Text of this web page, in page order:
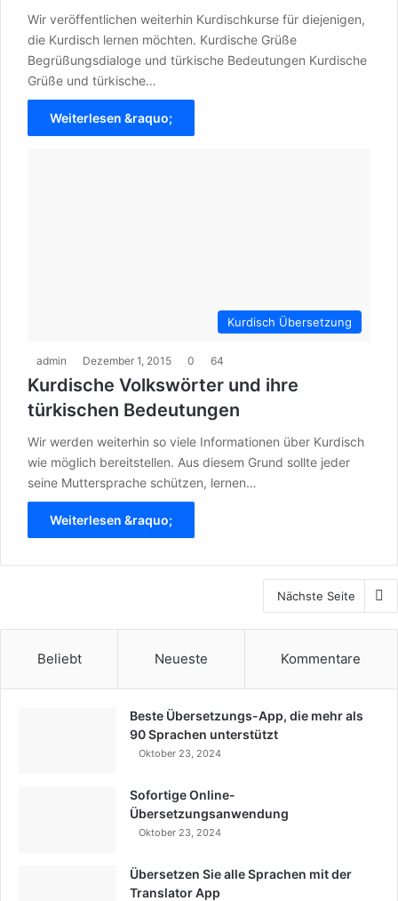
Wir veröffentlichen weiterhin Kurdischkurse für diejenigen,
die Kurdisch lernen möchten. Kurdische Grüße
Begrüßungsdialoge und türkische Bedeutungen Kurdische
Grüße und türkische…
Weiterlesen &raquo;
Kurdisch Übersetzung
admin Dezember 1, 2015 0 64
Kurdische Volkswörter und ihre
türkischen Bedeutungen
Wir werden weiterhin so viele Informationen über Kurdisch
wie möglich bereitstellen. Aus diesem Grund sollte jeder
seine Muttersprache schützen, lernen…
Weiterlesen &raquo;
Nächste Seite
Beliebt Neueste Kommentare
Beste Übersetzungs-App, die mehr als
90 Sprachen unterstützt
Oktober 23, 2024
Sofortige Online-
Übersetzungsanwendung
Oktober 23, 2024
Übersetzen Sie alle Sprachen mit der
Translator App